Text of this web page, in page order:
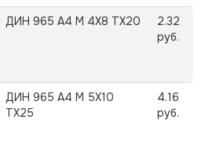
ДИН 965 А4 M 4X8 TX20
2.32
руб.
ДИН 965 А4 M 5X10
TX25
4.16
руб.